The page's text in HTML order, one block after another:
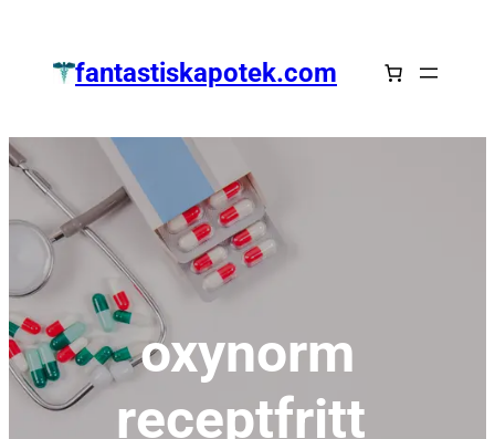
springenfantastiskapotek.com
oxynorm
receptfritt